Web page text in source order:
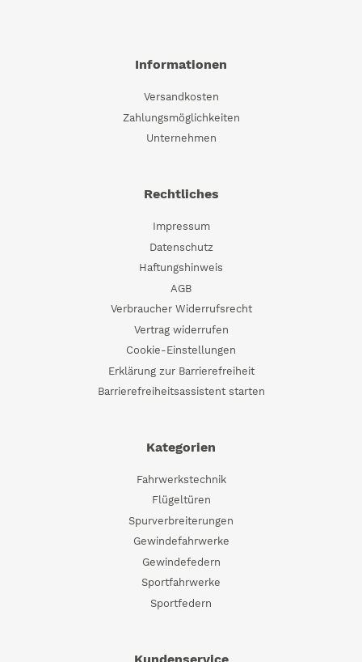
Informationen
Versandkosten
Zahlungsmöglichkeiten
Unternehmen
Rechtliches
Impressum
Datenschutz
Haftungshinweis
AGB
Verbraucher Widerrufsrecht
Vertrag widerrufen
Cookie-Einstellungen
Erklärung zur Barrierefreiheit
Barrierefreiheitsassistent starten
Kategorien
Fahrwerkstechnik
Flügeltüren
Spurverbreiterungen
Gewindefahrwerke
Gewindefedern
Sportfahrwerke
Sportfedern